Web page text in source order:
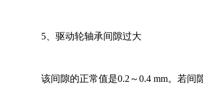
5 、驱动轮轴承间隙过大
该间隙的正常值是0.2 ～0.4 mm。若间